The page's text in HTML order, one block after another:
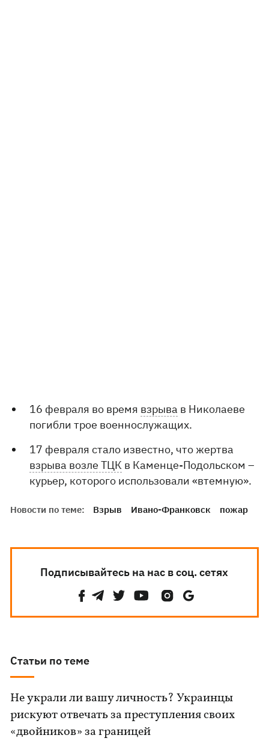
16 февраля во время взрыва в Николаеве
погибли трое военнослужащих.
17 февраля стало известно, что жертва
взрыва возле ТЦК в Каменце-Подольском –
курьер, которого использовали «втемную».
Новости по теме: Взрыв Ивано-Франковск пожар
Подписывайтесь на нас в соц. сетях
Статьи по теме
Не украли ли вашу личность? Украинцы
рискуют отвечать за преступления своих
«двойников» за границей